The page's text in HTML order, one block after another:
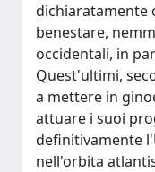
dichiaratamente
benestare,
occidentali, in
Quest'ultimi,
a mettere in
attuare i suoi
definitivamente
nell'orbita